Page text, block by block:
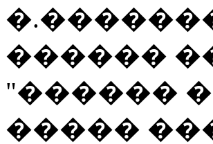
������
"������
�����